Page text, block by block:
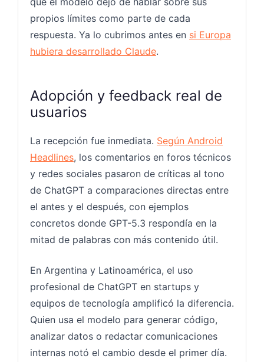
propios límites como parte de cada
respuesta. Ya lo cubrimos antes en si Europa
hubiera desarrollado Claude.
Adopción y feedback real de
usuarios
La recepción fue inmediata. Según Android
Headlines, los comentarios en foros técnicos
y redes sociales pasaron de críticas al tono
de ChatGPT a comparaciones directas entre
el antes y el después, con ejemplos
concretos donde GPT-5.3 respondía en la
mitad de palabras con más contenido útil.
En Argentina y Latinoamérica, el uso
profesional de ChatGPT en startups y
equipos de tecnología amplificó la diferencia.
Quien usa el modelo para generar código,
analizar datos o redactar comunicaciones
internas notó el cambio desde el primer día.